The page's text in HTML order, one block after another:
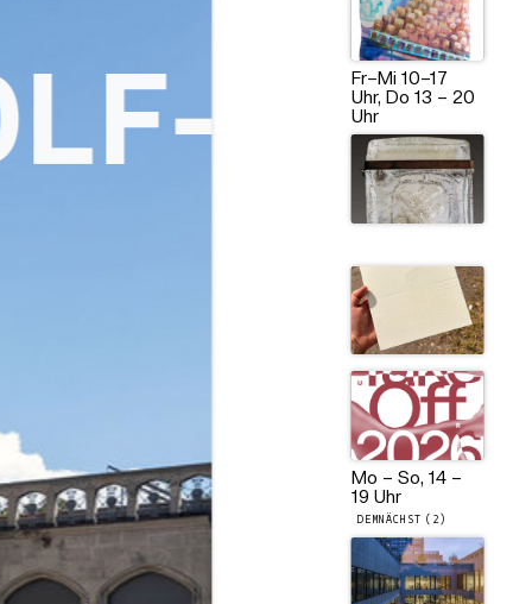
Fr–Mi 10–17
Uhr, Do 13 – 20
Uhr
Mo – So, 14 –
19 Uhr
DEMNÄCHST (2)